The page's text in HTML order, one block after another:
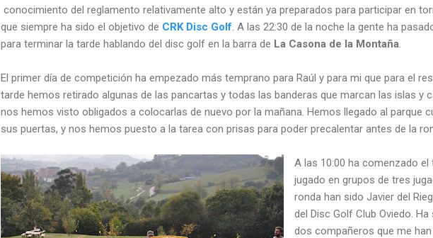
conocimiento del reglamento relativamente alto y están ya preparados para participar en
que siempre ha sido el objetivo de CRK Disc Golf . A las 22:30 de la noche la gente ha
para terminar la tarde hablando del disc golf en la barra de La Casona de la Montaña
El primer día de competición ha empezado más temprano para Raúl y para mi que para el
tarde hemos retirado algunas de las pancartas y todas las banderas que marcan las islas y
nos hemos visto obligados a colocarlas de nuevo por la mañana. Hemos llegado al parque
sus puertas, y nos hemos puesto a la tarea con prisas para poder precalentar antes de la
A las 10:00 ha comenzado
jugado en grupos de tres
ronda han sido Javier del
del Disc Golf Club Oviedo.
dos compañeros que me